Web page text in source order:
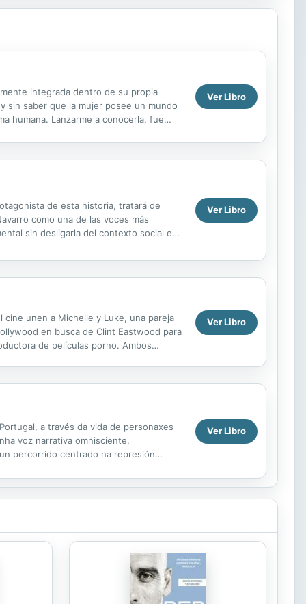
integrada dentro de su propia
sin saber que la mujer posee un mundo
humana. Lanzarme a conocerla, fue
Ver Libro
de esta historia, tratará de
como una de las voces más
sin desligarla del contexto social en
Ver Libro
unen a Michelle y Luke, una pareja
en busca de Clint Eastwood para
de películas porno. Ambos
Ver Libro
a través da vida de personaxes
voz narrativa omnisciente,
percorrido centrado na represión
Ver Libro